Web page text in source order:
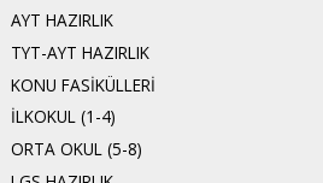
AYT HAZIRLIK
TYT-AYT HAZIRLIK
KONU FASİKÜLLERİ
İLKOKUL (1-4)
ORTA OKUL (5-8)